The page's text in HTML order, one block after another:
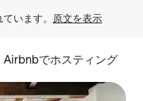
います。 原文を表示
Airbnbでホスティング